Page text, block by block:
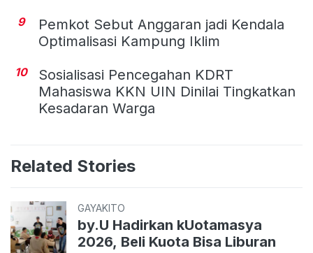
9
Pemkot Sebut Anggaran jadi Kendala
Optimalisasi Kampung Iklim
10
Sosialisasi Pencegahan KDRT
Mahasiswa KKN UIN Dinilai Tingkatkan
Kesadaran Warga
Related Stories
GAYAKITO
by.U Hadirkan kUotamasya
2026, Beli Kuota Bisa Liburan